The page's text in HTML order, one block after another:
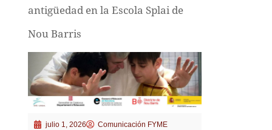
antigüedad en la Escola Splai de
Nou Barris
julio 1, 2026
Comunicación FYME